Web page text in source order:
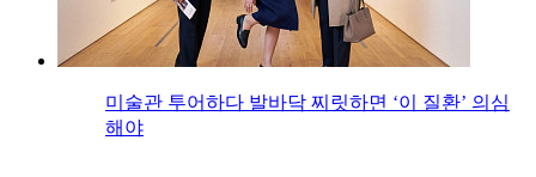
미술관 투어하다 발바닥 찌릿하면 ‘이 질환’ 의심
해야